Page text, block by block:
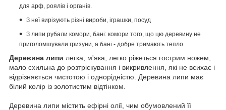
для арф, роялів і органів.
З неї вирізують різні вироби, іграшки, посуд
З липи рубали комори, бані: комори того, що цю деревину не
приголомшували гризуни, а бані - добре тримають тепло.
Деревина липи легка, м'яка, легко ріжеться гострим ножем,
мало схильна до розтріскування і викривлення, які не всихає і
відрізняється чистотою і однорідністю. Деревина липи має
білий колір із золотистим відтінком.
Деревина липи містить ефірні олії, чим обумовлений її